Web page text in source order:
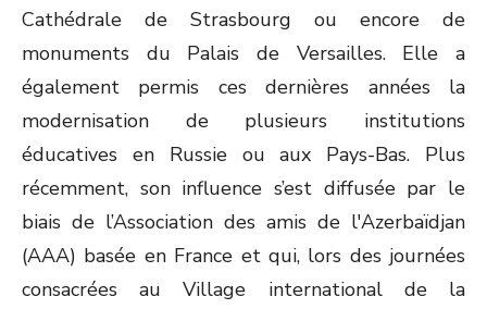
Cathédrale de Strasbourg ou encore de
monuments du Palais de Versailles. Elle a
également permis ces dernières années la
modernisation de plusieurs institutions
éducatives en Russie ou aux Pays-Bas. Plus
récemment, son influence s’est diffusée par le
biais de l’Association des amis de l'Azerbaïdjan
(AAA) basée en France et qui, lors des journées
consacrées au Village international de la